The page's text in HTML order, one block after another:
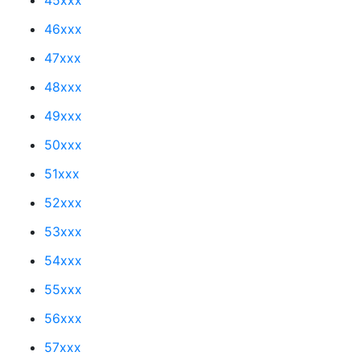
46xxx
47xxx
48xxx
49xxx
50xxx
51xxx
52xxx
53xxx
54xxx
55xxx
56xxx
57xxx